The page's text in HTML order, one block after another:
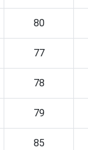
80
77
78
79
85